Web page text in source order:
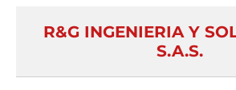
R&G INGENIERIA Y
S.A.S.